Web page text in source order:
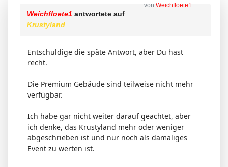
von Weichfloete1
Weichfloete1 antwortete auf
Krustyland
Entschuldige die späte Antwort, aber Du hast
recht.
Die Premium Gebäude sind teilweise nicht mehr
verfügbar.
Ich habe gar nicht weiter darauf geachtet, aber
ich denke, das Krustyland mehr oder weniger
abgeschrieben ist und nur noch als damaliges
Event zu werten ist.